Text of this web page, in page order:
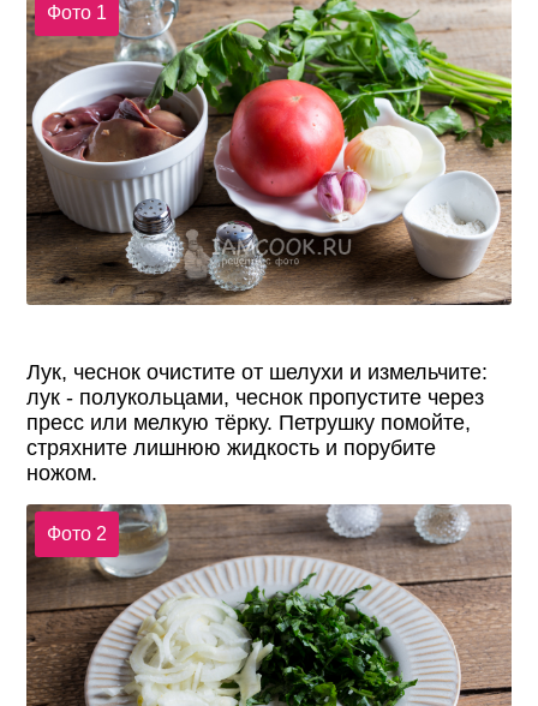
Фото 1
Лук, чеснок очистите от шелухи и измельчите:
лук - полукольцами, чеснок пропустите через
пресс или мелкую тёрку. Петрушку помойте,
стряхните лишнюю жидкость и порубите
ножом.
Фото 2